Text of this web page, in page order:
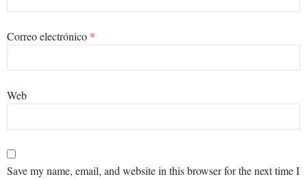
Correo electrónico *
Web
Save my name, email, and website in this browser for the next time I